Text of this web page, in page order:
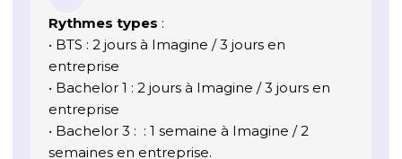
Rythmes types :
• BTS : 2 jours à Imagine / 3 jours en
entreprise
• Bachelor 1 : 2 jours à Imagine / 3 jours en
entreprise
• Bachelor 3 : : 1 semaine à Imagine / 2
semaines en entreprise.